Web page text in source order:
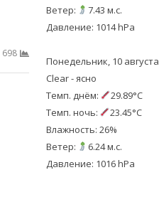
698
Ветер:
7.43 м.с.
Давление: 1014 hPa
Понедельник, 10 августа
Clear - ясно
Темп. днём:
29.89°C
Темп. ночь:
23.45°C
Влажность: 26%
Ветер:
6.24 м.с.
Давление: 1016 hPa